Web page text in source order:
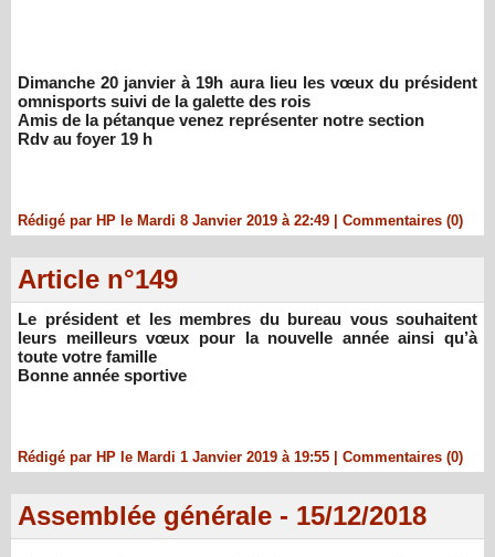
Dimanche 20 janvier à 19h aura lieu les vœux du président
omnisports suivi de la galette des rois
Amis de la pétanque venez représenter notre section
Rdv au foyer 19 h
Rédigé par HP le Mardi 8 Janvier 2019 à 22:49 Commentaires (0)
Article n°149
Le président et les membres du bureau vous souhaitent
leurs meilleurs vœux pour la nouvelle année ainsi qu’à
toute votre famille
Bonne année sportive
Rédigé par HP le Mardi 1 Janvier 2019 à 19:55 Commentaires (0)
Assemblée générale - 15/12/2018